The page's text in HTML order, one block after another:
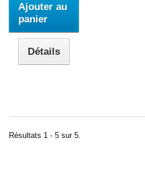
Ajouter au
panier
Détails
Résultats 1 - 5 sur 5.